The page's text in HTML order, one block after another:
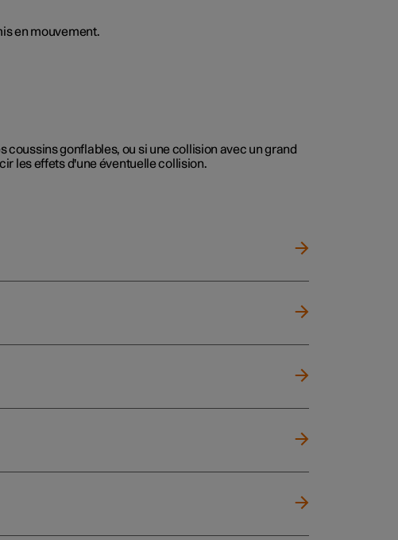
en mouvement.
gonflables, ou si une collision avec un grand
les effets d'une éventuelle collision.